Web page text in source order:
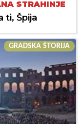
STRAHINJE
ti, Špija
GRADSKA ŠTORIJA